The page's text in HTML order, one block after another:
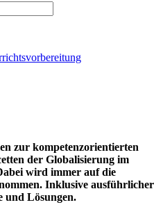
zur kompetenzorientierten
der Globalisierung im
wird immer auf die
Inklusive ausführlicher
und Lösungen.